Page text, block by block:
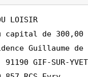
LOISIR
capital de 300,00
Guillaume de
GIF-SUR-